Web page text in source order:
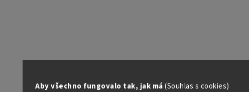
Aby všechno fungovalo tak, jak má(Souhlas s cookies)